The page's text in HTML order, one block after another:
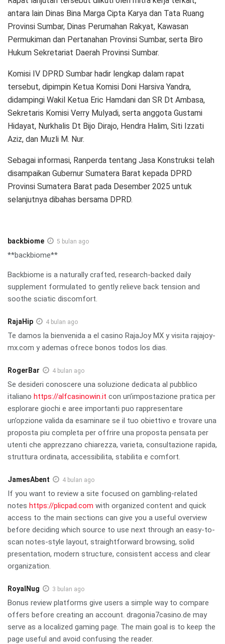
antara lain Dinas Bina Marga Cipta Karya dan Tata Ruang
Provinsi Sumbar, Dinas Perumahan Rakyat, Kawasan
Permukiman dan Pertanahan Provinsi Sumbar, serta Biro
Hukum Sekretariat Daerah Provinsi Sumbar.
Komisi IV DPRD Sumbar hadir lengkap dalam rapat
tersebut, dipimpin Ketua Komisi Doni Harsiva Yandra,
didampingi Wakil Ketua Eric Hamdani dan SR Dt Ambasa,
Sekretaris Komisi Verry Mulyadi, serta anggota Gustami
Hidayat, Nurkhalis Dt Bijo Dirajo, Hendra Halim, Siti Izzati
Aziz, dan Muzli M. Nur.
Sebagai informasi, Ranperda tentang Jasa Konstruksi telah
disampaikan Gubernur Sumatera Barat kepada DPRD
Provinsi Sumatera Barat pada Desember 2025 untuk
selanjutnya dibahas bersama DPRD.
backbiome 5 bulan ago
**backbiome**
Backbiome is a naturally crafted, research-backed daily
supplement formulated to gently relieve back tension and
soothe sciatic discomfort.
RajaHip 4 bulan ago
Te damos la bienvenida a el casino RajaJoy MX y visita rajajoy-
mx.com y ademas ofrece bonos todos los dias.
RogerBar 4 bulan ago
Se desideri conoscere una soluzione dedicata al pubblico
italiano https://alfcasinowin.it con un’impostazione pratica per
esplorare giochi e aree importanti puo rappresentare
un’opzione valida da esaminare se il tuo obiettivo e trovare una
proposta piu completa per offrire una proposta pensata per
utenti che apprezzano chiarezza, varieta, consultazione rapida,
struttura ordinata, accessibilita, stabilita e comfort.
JamesAbent 4 bulan ago
If you want to review a site focused on gambling-related
notes https://plicpad.com with organized content and quick
access to the main sections can give you a useful overview
before deciding which source to use next through an easy-to-
scan notes-style layout, straightforward browsing, solid
presentation, modern structure, consistent access and clear
organization.
RoyalNug 3 bulan ago
Bonus review platforms give users a simple way to compare
offers before creating an account. dragonia7casino.de may
serve as a localized gaming page. The main goal is to keep the
page useful and avoid confusing the reader.